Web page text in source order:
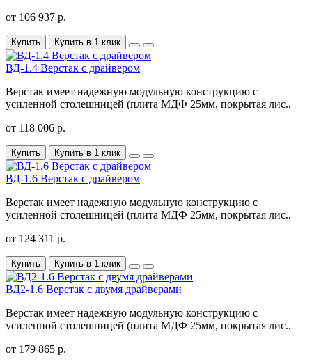
от 106 937 р.
Купить Купить в 1 клик
ВД-1.4 Верстак с драйвером
Верстак имеет надежную модульную конструкцию с
усиленной столешницей (плита МДФ 25мм, покрытая лис..
от 118 006 р.
Купить Купить в 1 клик
ВД-1.6 Верстак с драйвером
Верстак имеет надежную модульную конструкцию с
усиленной столешницей (плита МДФ 25мм, покрытая лис..
от 124 311 р.
Купить Купить в 1 клик
ВД2-1.6 Верстак с двумя драйверами
Верстак имеет надежную модульную конструкцию с
усиленной столешницей (плита МДФ 25мм, покрытая лис..
от 179 865 р.